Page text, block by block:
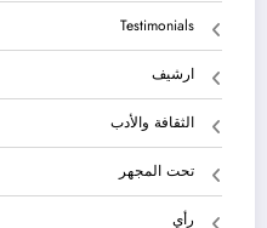
Testimonials
ارشيف
الثقافة والأدب
تحت المجهر
رأي